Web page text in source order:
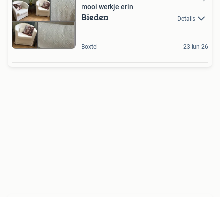
mooi werkje erin
Bieden Details
Boxtel 23 jun 26